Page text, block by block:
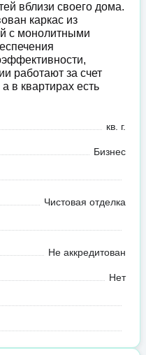
вблизи своего дома.
каркас из
с монолитными
работают за счет
в квартирах есть
кв. г.
Бизнес
Чистовая отделка
Не аккредитован
Нет